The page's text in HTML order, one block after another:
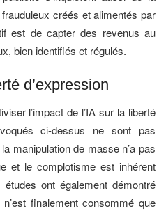
créés et alimentés par
est de capter des revenus au
bien identifiés et régulés.
d’expression
l’impact de l’IA sur la liberté
ci-dessus ne sont pas
manipulation de masse n’a pas
et le complotisme est inhérent
ont également démontré
finalement consommé que